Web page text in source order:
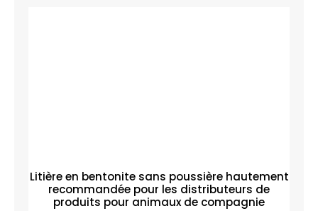
Litière en bentonite sans poussière hautement
recommandée pour les distributeurs de
produits pour animaux de compagnie